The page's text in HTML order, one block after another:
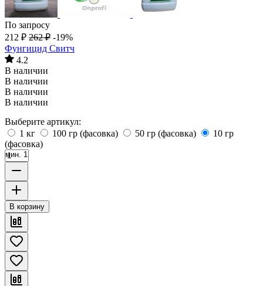
По запросу
212 ₽ 262 ₽ -19%
Фунгицид Свитч
4.2
В наличии
В наличии
В наличии
В наличии
Выберите артикул:
1 кг
100 гр (фасовка) 50 гр (фасовка)
10 гр
(фасовка)
мин. 1
В корзину